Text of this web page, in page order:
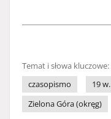
Temat i słowa kluczowe:
czasopismo
19 w.
Zielona Góra (okręg)